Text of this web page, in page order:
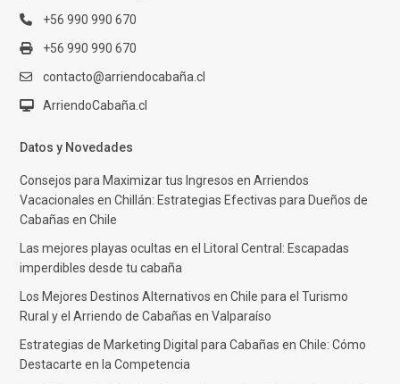
+56 990 990 670
+56 990 990 670
contacto@arriendocabaña.cl
ArriendoCabaña.cl
Datos y Novedades
Consejos para Maximizar tus Ingresos en Arriendos
Vacacionales en Chillán: Estrategias Efectivas para Dueños de
Cabañas en Chile
Las mejores playas ocultas en el Litoral Central: Escapadas
imperdibles desde tu cabaña
Los Mejores Destinos Alternativos en Chile para el Turismo
Rural y el Arriendo de Cabañas en Valparaíso
Estrategias de Marketing Digital para Cabañas en Chile: Cómo
Destacarte en la Competencia